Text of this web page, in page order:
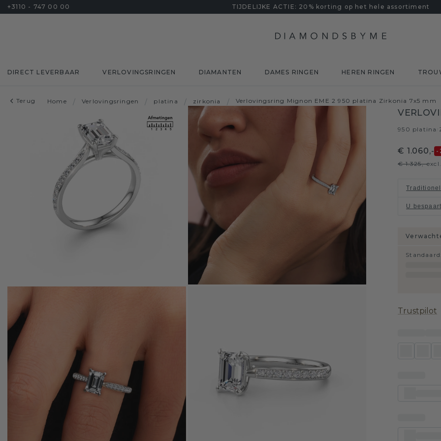
+3110 - 747 00 00 TIJDELIJKE ACTIE: 20% korting op het hele assortiment
DIRECT LEVERBAAR VERLOVINGSRINGEN DIAMANTEN DAMES RINGEN HEREN RINGEN
Terug Home / Verlovingsringen / platina / zirkonia / Verlovingsring Mignon EME 2 950 platina Zirkonia 7x5 mm
950 platina
€ 1.060,- -
€ 1.325,-
U bespaart
Standaard
Trustpilot